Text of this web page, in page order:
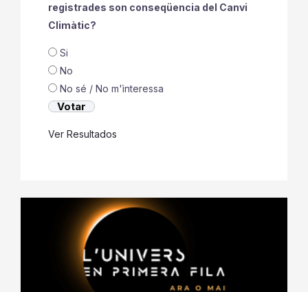
registrades son conseqüencia del Canvi
Climàtic?
Si
No
No sé / No m'ìnteressa
Ver Resultados